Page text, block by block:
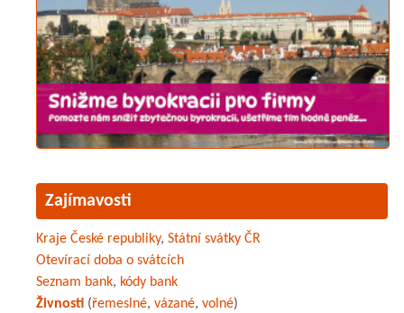
Zajímavosti
Kraje České republiky, Státní svátky ČR
Otevírací doba o svátcích
Seznam bank, kódy bank
Živnosti (řemeslné, vázané, volné)